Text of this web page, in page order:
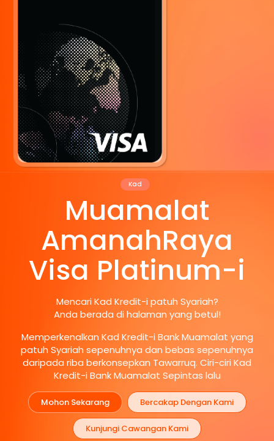
Kad
Muamalat
AmanahRaya
Visa Platinum-i
Mencari Kad Kredit-i patuh Syariah?
Anda berada di halaman yang betul!
Memperkenalkan Kad Kredit-i Bank Muamalat yang
patuh Syariah sepenuhnya dan bebas sepenuhnya
daripada riba berkonsepkan Tawarruq. Ciri-ciri Kad
Kredit-i Bank Muamalat Sepintas lalu
Mohon Sekarang Bercakap Dengan Kami
Kunjungi Cawangan Kami